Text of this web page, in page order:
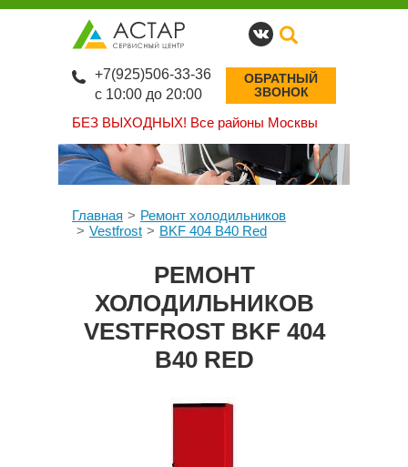
БЕЗ ВЫХОДНЫХ! Все районы Москвы
+7(925)506-33-36
с 10:00 до 20:00
ОБРАТНЫЙ
ЗВОНОК
Главная
Ремонт холодильников
Vestfrost
BKF 404 B40 Red
РЕМОНТ
ХОЛОДИЛЬНИКОВ
VESTFROST BKF 404
B40 RED